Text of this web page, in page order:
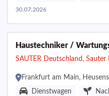
30.07.2026
Haustechniker /
SAUTER Deutschland, Sauter
Frankfurt am Main,
Dienstwagen